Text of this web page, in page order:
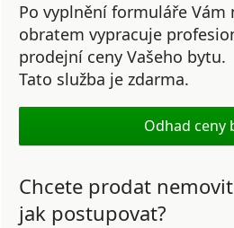
Po vyplnění formuláře Vám
obratem vypracuje
prodejní ceny Vašeho bytu.
Tato služba je zdarma.
Odhad ceny
Chcete prodat
jak postupovat?